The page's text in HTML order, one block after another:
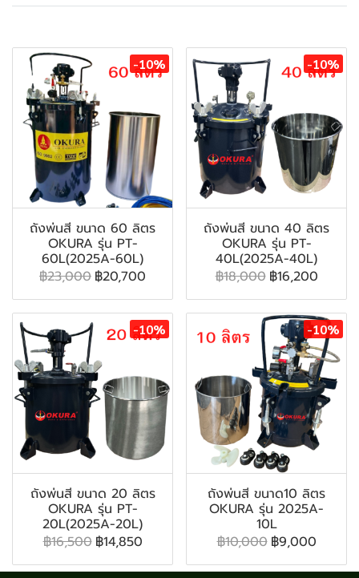
-10%
ถังพ่นสี ขนาด 60 ลิตร
OKURA รุ่น PT-
60L(2025A-60L)
฿23,000 ฿20,700
-10%
ถังพ่นสี ขนาด 40 ลิตร
OKURA รุ่น PT-
40L(2025A-40L)
฿18,000 ฿16,200
-10%
ถังพ่นสี ขนาด 20 ลิตร
OKURA รุ่น PT-
20L(2025A-20L)
฿16,500 ฿14,850
-10%
ถังพ่นสี ขนาด10 ลิตร
OKURA รุ่น 2025A-
10L
฿10,000 ฿9,000